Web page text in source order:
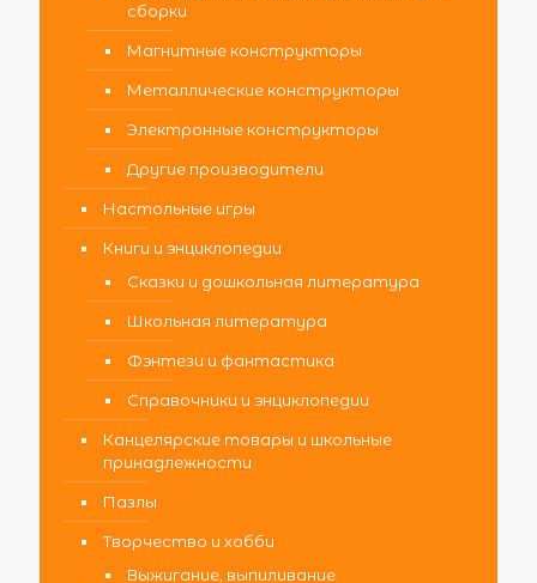
сборки
Магнитные конструкторы
Металлические конструкторы
Электронные конструкторы
Другие производители
Настольные игры
Книги и энциклопедии
Сказки и дошкольная литература
Школьная литература
Фэнтези и фантастика
Справочники и энциклопедии
Канцелярские товары и школьные
принадлежности
Пазлы
Творчество и хобби
Выжигание, выпиливание